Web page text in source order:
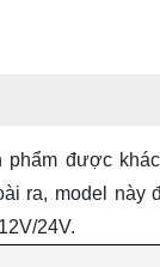
được
ra, model này
24V.